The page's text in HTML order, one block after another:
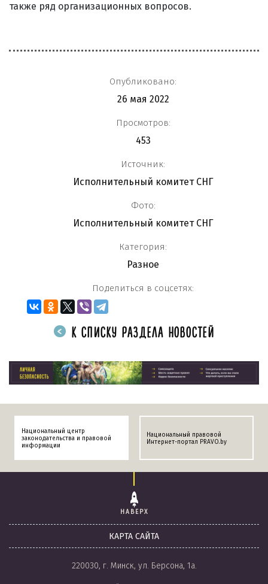
также ряд организационных вопросов.
Опубликовано:
26 мая 2022
Просмотров:
453
Источник:
Исполнительный комитет СНГ
Фото:
Исполнительный комитет СНГ
Категория:
Разное
Поделиться в соцсетях:
К СПИСКУ РАЗДЕЛА НОВОСТЕЙ
Национальный центр
законодательства и правовой
информации
Национальный правовой
Интернет-портал PRAVO.by
НАВЕРХ
КАРТА САЙТА
220030, г. Минск, ул. Берсона, 1а.